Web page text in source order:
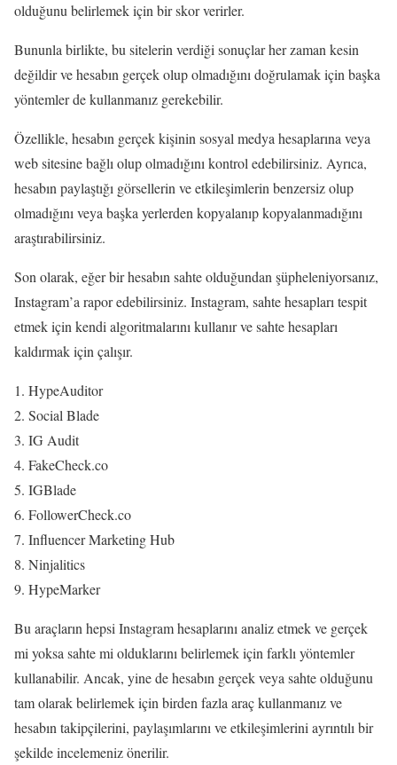
olduğunu belirlemek için bir skor verirler.
Bununla birlikte, bu sitelerin verdiği sonuçlar her zaman kesin
değildir ve hesabın gerçek olup olmadığını doğrulamak için başka
yöntemler de kullanmanız gerekebilir.
Özellikle, hesabın gerçek kişinin sosyal medya hesaplarına veya
web sitesine bağlı olup olmadığını kontrol edebilirsiniz. Ayrıca,
hesabın paylaştığı görsellerin ve etkileşimlerin benzersiz olup
olmadığını veya başka yerlerden kopyalanıp kopyalanmadığını
araştırabilirsiniz.
Son olarak, eğer bir hesabın sahte olduğundan şüpheleniyorsanız,
Instagram’a rapor edebilirsiniz. Instagram, sahte hesapları tespit
etmek için kendi algoritmalarını kullanır ve sahte hesapları
kaldırmak için çalışır.
HypeAuditor
Social Blade
IG Audit
FakeCheck.co
IGBlade
FollowerCheck.co
Influencer Marketing Hub
Ninjalitics
HypeMarker
Bu araçların hepsi Instagram hesaplarını analiz etmek ve gerçek
mi yoksa sahte mi olduklarını belirlemek için farklı yöntemler
kullanabilir. Ancak, yine de hesabın gerçek veya sahte olduğunu
tam olarak belirlemek için birden fazla araç kullanmanız ve
hesabın takipçilerini, paylaşımlarını ve etkileşimlerini ayrıntılı bir
şekilde incelemeniz önerilir.